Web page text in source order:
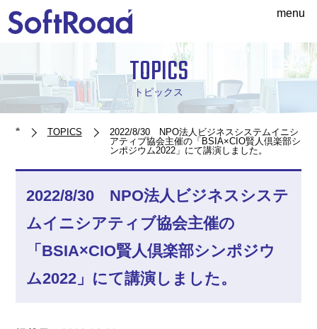
menu
TOPICS
2022/8/30 NPO法人ビジネスシステムイニシ
アティブ協会主催の「BSIA×CIO賢人倶楽部シ
ンポジウム2022」にて講演しました。
TOPICS
トピックス
2022/8/30 NPO法人ビジネスシステ
ムイニシアティブ協会主催の
「BSIA×CIO賢人倶楽部シンポジウ
ム2022」にて講演しました。